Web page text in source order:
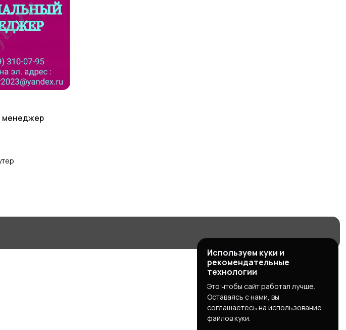
менеджер
Используем куки и
рекомендательные
технологии
Это чтобы сайт работал лучше.
Оставаясь с нами, вы
соглашаетесь на использование
файлов куки.